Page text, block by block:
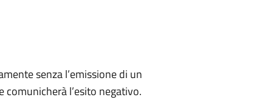
senza l’emissione di un
l’esito negativo.